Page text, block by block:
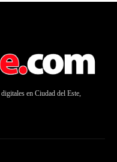
en Ciudad del Este,